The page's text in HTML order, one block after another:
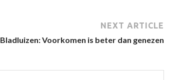
NEXT ARTICLE
Bladluizen: Voorkomen is beter dan genezen